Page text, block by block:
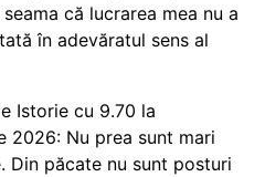
că lucrarea mea nu a
în adevăratul sens al
Istorie cu 9.70 la
2026: Nu prea sunt mari
Din păcate nu sunt posturi